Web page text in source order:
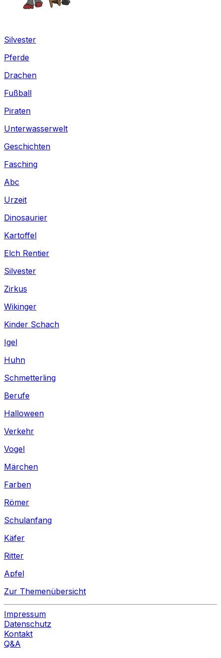
Silvester
Pferde
Drachen
Fußball
Piraten
Unterwasserwelt
Geschichten
Fasching
Abc
Urzeit
Dinosaurier
Kartoffel
Elch Rentier
Silvester
Zirkus
Wikinger
Kinder Schach
Igel
Huhn
Schmetterling
Berufe
Halloween
Verkehr
Vogel
Märchen
Farben
Römer
Schulanfang
Käfer
Ritter
Apfel
Zur Themenübersicht
Impressum
Datenschutz
Kontakt
Q&A